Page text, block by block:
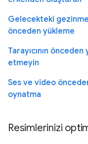
Gelecekteki
önceden yükleme
Tarayıcının
etmeyin
Ses ve video
oynatma
Resimlerinizi